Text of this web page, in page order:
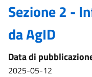
Sezione 2 -
da AgID
Data di
2025-05-12